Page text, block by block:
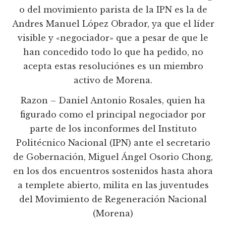
o del movimiento parista de la IPN es la de
Andres Manuel López Obrador, ya que el líder
visible y «negociador» que a pesar de que le
han concedido todo lo que ha pedido, no
acepta estas resoluciónes es un miembro
activo de Morena.
Razon – Daniel Antonio Rosales, quien ha
figurado como el principal negociador por
parte de los inconformes del Instituto
Politécnico Nacional (IPN) ante el secretario
de Gobernación, Miguel Ángel Osorio Chong,
en los dos encuentros sostenidos hasta ahora
a templete abierto, milita en las juventudes
del Movimiento de Regeneración Nacional
(Morena)